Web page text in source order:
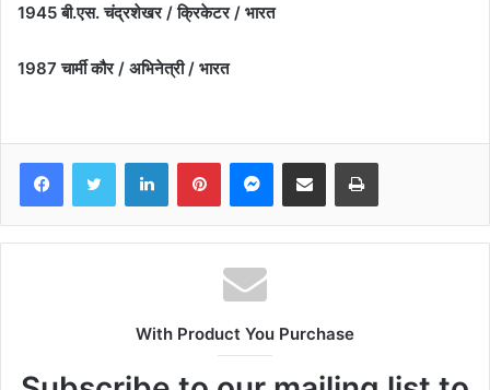
1945 बी.एस. चंद्रशेखर / क्रिकेटर / भारत
1987 चार्मी कौर / अभिनेत्री / भारत
FacebookTwitter LinkedInPinterestMessenger
Share via Email Print
With Product You Purchase